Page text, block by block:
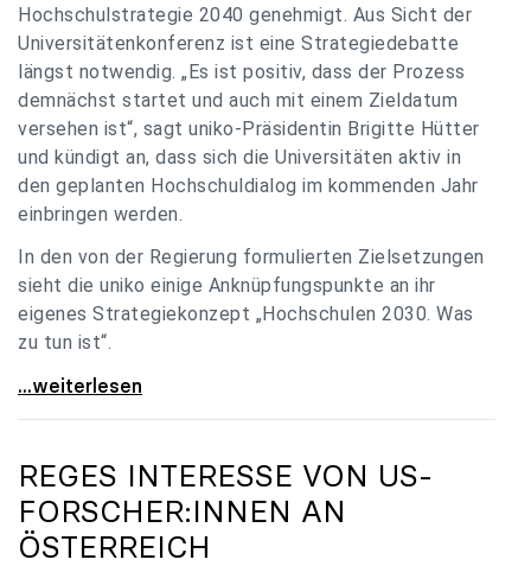
Hochschulstrategie 2040 genehmigt. Aus Sicht der
Universitätenkonferenz ist eine Strategiedebatte
längst notwendig. „Es ist positiv, dass der Prozess
demnächst startet und auch mit einem Zieldatum
versehen ist“, sagt uniko-Präsidentin Brigitte Hütter
und kündigt an, dass sich die Universitäten aktiv in
den geplanten Hochschuldialog im kommenden Jahr
einbringen werden.
In den von der Regierung formulierten Zielsetzungen
sieht die uniko einige Anknüpfungspunkte an ihr
eigenes Strategiekonzept „Hochschulen 2030. Was
zu tun ist“.
Universitäten: Hochschulstrategie 2040 muss eine
...weiterlesen
REGES INTERESSE VON US-
FORSCHER:INNEN AN
ÖSTERREICH